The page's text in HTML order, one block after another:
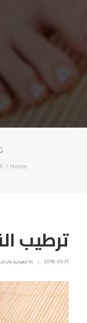
Home
ترطيب
2019-03-11
In العناية بالذات